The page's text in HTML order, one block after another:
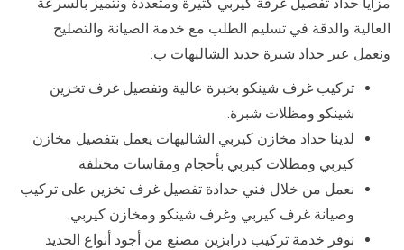
العالية والدقة في تسليم الطلب مع خدمة الصيانة والتصليح
ونعمل عبر حداد شبرة حديد الشاليهات ب:
تركيب غرف شينكو بخبرة عالية وتفصيل غرف تخزين
شينكو ومظلات شبرة.
لدينا حداد مخازن كيربي الشاليهات يعمل بتفصيل مخازن
كيربي ومظلات كيربي بأحجام ومقاسات مختلفة
نعمل من خلال فني حدادة تفصيل غرف تخزين على تركيب
وصيانة غرف كيربي وغرف شينكو ومخازن كيربي.
نوفر خدمة تركيب درابزين مصنع من أجود أنواع الحديد